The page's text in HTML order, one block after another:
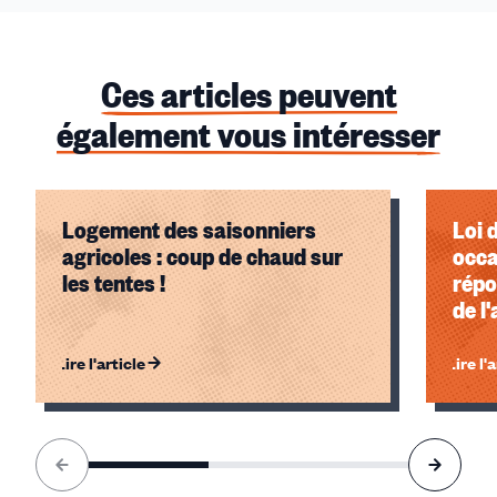
Ces articles peuvent
également vous intéresser
Logement des saisonniers
agricoles : coup de chaud sur
les tentes !
Lire l'article
Loi
de
Lire